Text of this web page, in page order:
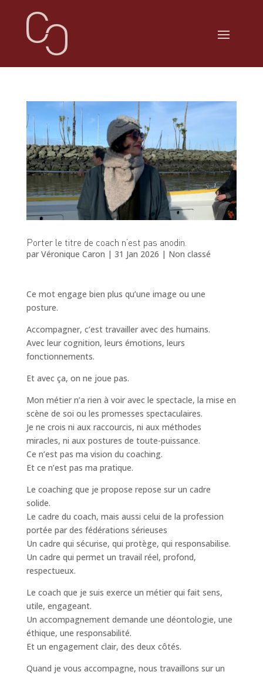
Porter le titre de coach n’est pas anodin.
par Véronique Caron | 31 Jan 2026 | Non classé
Ce mot engage bien plus qu’une image ou une
posture.
Accompagner, c’est travailler avec des humains.
Avec leur cognition, leurs émotions, leurs
fonctionnements.
Et avec ça, on ne joue pas.
Mon métier n’a rien à voir avec le spectacle, la mise en
scène de soi ou les promesses spectaculaires.
Je ne crois ni aux raccourcis, ni aux méthodes
miracles, ni aux postures de toute-puissance.
Ce n’est pas ma vision du coaching.
Et ce n’est pas ma pratique.
Le coaching que je propose repose sur un cadre
solide.
Le cadre du coach, mais aussi celui de la profession
portée par des fédérations sérieuses
Un cadre qui sécurise, qui protège, qui responsabilise.
Un cadre qui permet un travail réel, profond,
respectueux.
Le coach que je suis exerce un métier qui fait sens,
utile, engageant.
Un accompagnement demande une déontologie, une
éthique, une responsabilité.
Et un engagement clair, des deux côtés.
Quand je vous accompagne, nous travaillons sur un